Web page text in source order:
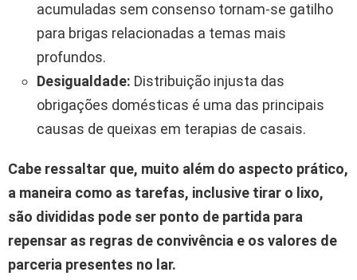
acumuladas sem consenso tornam-se gatilho
para brigas relacionadas a temas mais
profundos.
Desigualdade: Distribuição injusta das
obrigações domésticas é uma das principais
causas de queixas em terapias de casais.
Cabe ressaltar que, muito além do aspecto prático,
a maneira como as tarefas, inclusive tirar o lixo,
são divididas pode ser ponto de partida para
repensar as regras de convivência e os valores de
parceria presentes no lar.